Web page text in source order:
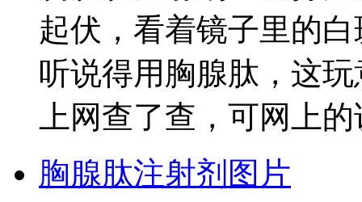
起伏，看着镜子里的
听说得用胸腺肽，这
上网查了查，可网上
胸腺肽注射剂图片